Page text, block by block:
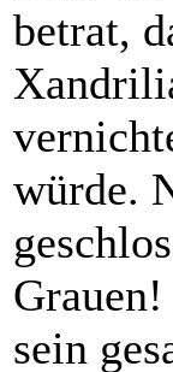
betrat,
würde.
sein